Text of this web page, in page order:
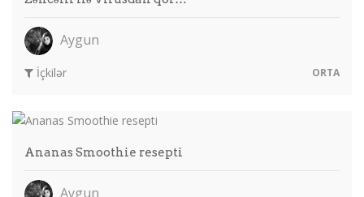
Aygun
İçkilər ORTA
Ananas Smoothie resepti
Aygun